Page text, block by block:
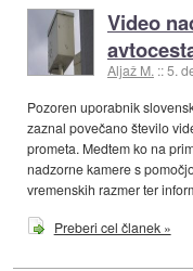
Video
Aljaž M. ::5.
Pozoren uporabnik
zaznal povečano število
prometa. Medtem ko na
nadzorne kamere s
vremenskih razmer ter
Preberi cel članek »